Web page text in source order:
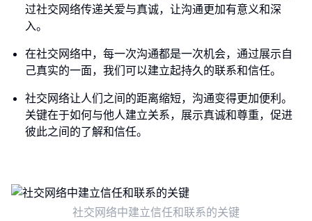
过社交网络传递关爱与真诚，让沟通更加有意义和深
入。
在社交网络中，每一次沟通都是一次机会，通过展示自
己真实的一面，我们可以建立起持久的联系和信任。
社交网络让人们之间的距离缩短，沟通变得更加便利。
关键在于如何与他人建立关系，展示真诚和尊重，促进
彼此之间的了解和信任。
社交网络中建立信任和联系的关键